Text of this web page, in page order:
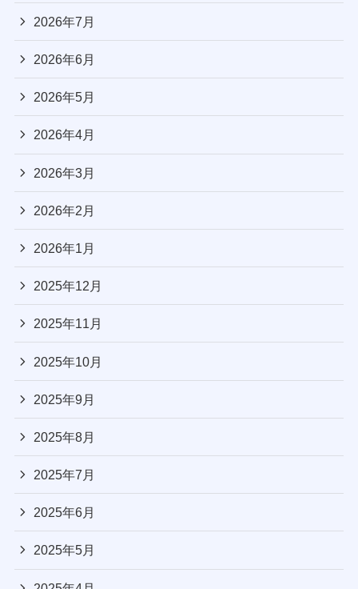
2026年7月
2026年6月
2026年5月
2026年4月
2026年3月
2026年2月
2026年1月
2025年12月
2025年11月
2025年10月
2025年9月
2025年8月
2025年7月
2025年6月
2025年5月